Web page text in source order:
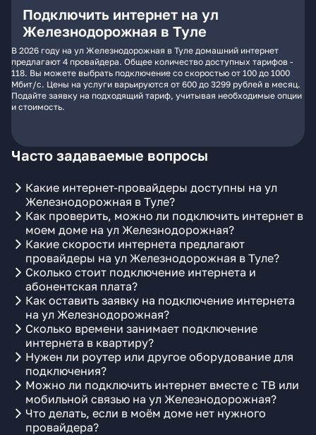
Подключить интернет на ул
Железнодорожная в Туле
В 2026 году на ул Железнодорожная в Туле домашний интернет
предлагают 4 провайдера. Общее количество доступных тарифов -
118. Вы можете выбрать подключение со скоростью от 100 до 1000
Мбит/с. Цены на услуги варьируются от 600 до 3299 рублей в месяц.
Подайте заявку на подходящий тариф, учитывая необходимые опции
и стоимость.
Часто задаваемые вопросы
Какие интернет-провайдеры доступны на ул
Железнодорожная в Туле?
Как проверить, можно ли подключить интернет в
моем доме на ул Железнодорожная?
Какие скорости интернета предлагают
провайдеры на ул Железнодорожная в Туле?
Сколько стоит подключение интернета и
абонентская плата?
Как оставить заявку на подключение интернета
на ул Железнодорожная?
Сколько времени занимает подключение
интернета в квартиру?
Нужен ли роутер или другое оборудование для
подключения?
Можно ли подключить интернет вместе с ТВ или
мобильной связью на ул Железнодорожная?
Что делать, если в моём доме нет нужного
провайдера?